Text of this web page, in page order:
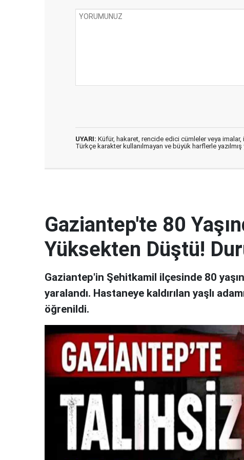
UYARI: Küfür, hakaret, rencide edici cümleler veya imalar,
Türkçe karakter kullanılmayan ve büyük harflerle
Gaziantep'te 80
Yüksekten Düştü!
Gaziantep'in Şehitkamil ilçesinde 80
yaralandı. Hastaneye kaldırılan yaşlı
öğrenildi.